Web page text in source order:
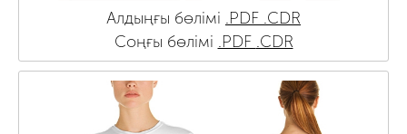
Алдыңғы бөлімі .PDF .CDR
Соңғы бөлімі .PDF .CDR